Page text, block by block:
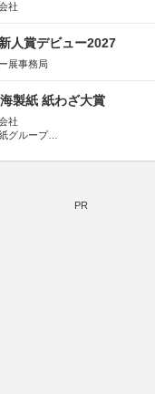
社
人賞デビュー2027
展事務局
製紙 紙わざ大賞
社
グループ
PR